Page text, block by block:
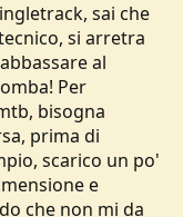
sai che
si arretra
al
Per
bisogna
prima di
scarico un po'
e
che non mi da